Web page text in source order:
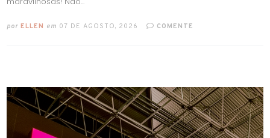
por ELLEN em 07 DE AGOSTO, 2026 COMENTE